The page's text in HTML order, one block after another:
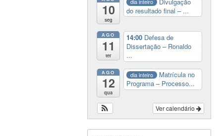
10
seg
dia inteiro
do resultado final – ...
AGO
11
ter
14:00 Defesa de
Dissertação – Ronaldo
...
AGO
12
qua
dia inteiro
Matrícula no
Programa – Processo...
Ver calendário